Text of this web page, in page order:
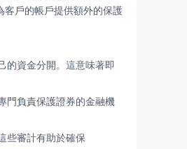
戶的帳戶提供額外的保護
的資金分開。這意味著即
門負責保護證券的金融機
些審計有助於確保